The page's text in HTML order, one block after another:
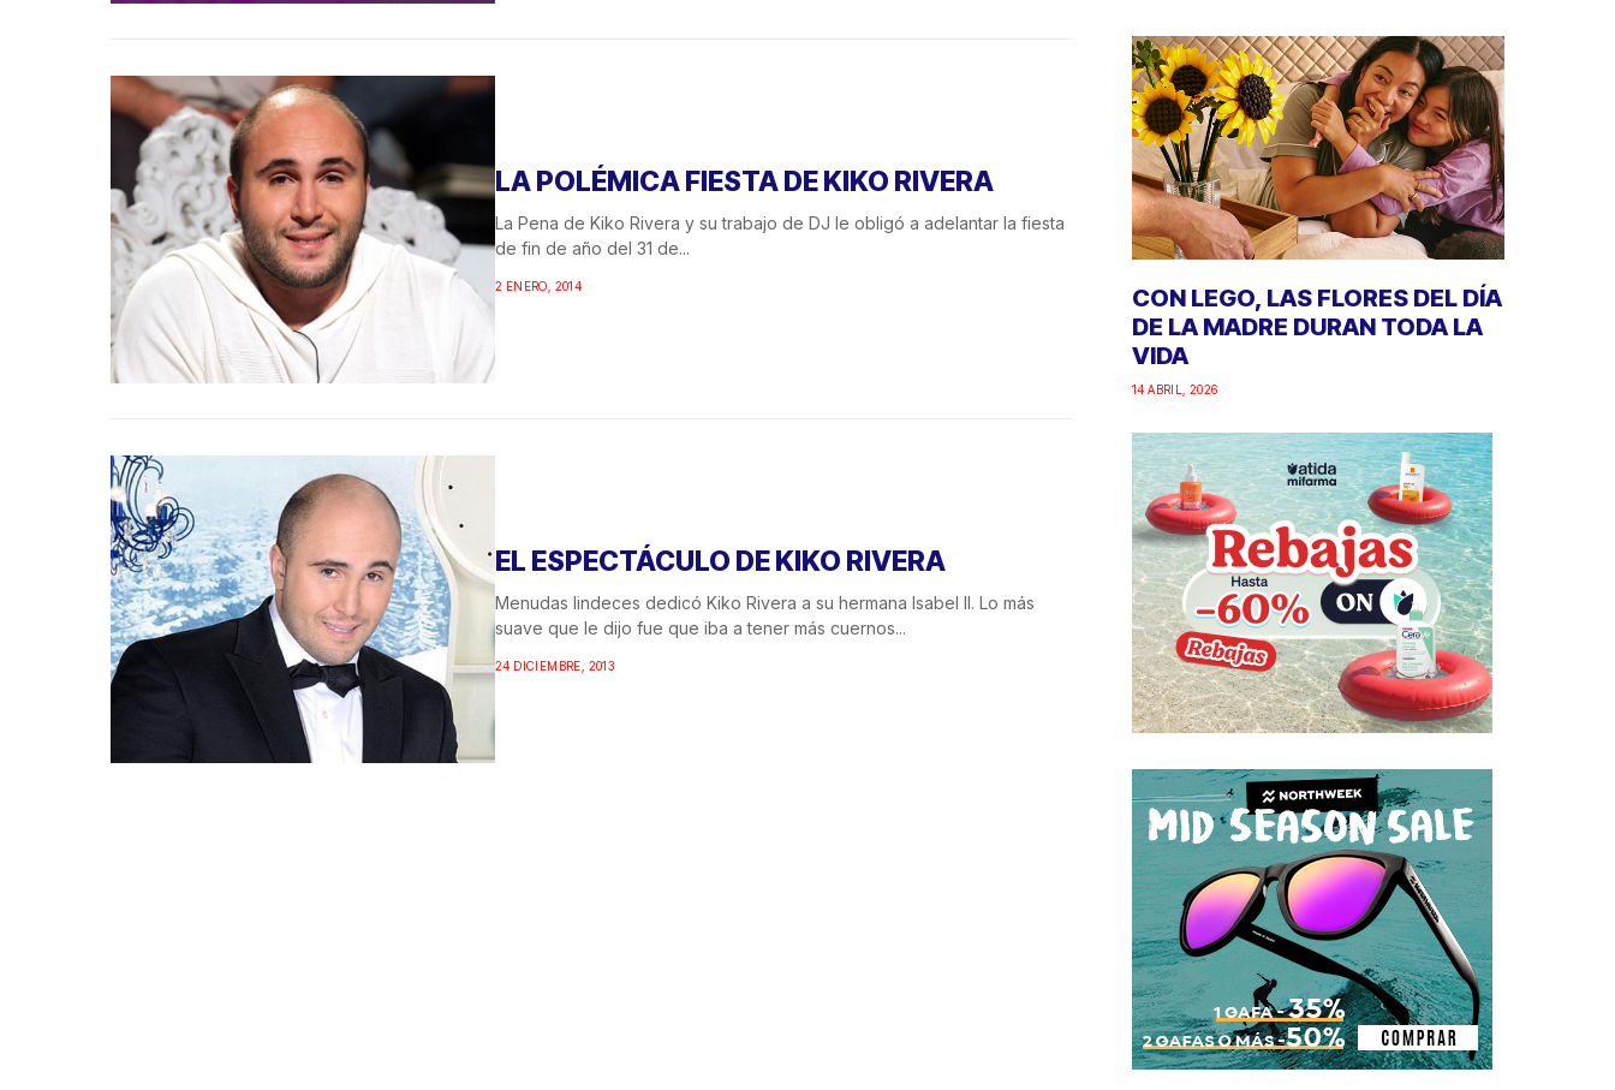
LA POLÉMICA FIESTA DE KIKO RIVERA
La Pena de Kiko Rivera y su trabajo de DJ le obligó a adelantar la fiesta
de fin de año del 31 de...
2 ENERO, 2014
EL ESPECTÁCULO DE KIKO RIVERA
Menudas lindeces dedicó Kiko Rivera a su hermana Isabel II. Lo más
suave que le dijo fue que iba a tener más cuernos...
24 DICIEMBRE, 2013
CON LEGO, LAS FLORES DEL DÍA
DE LA MADRE DURAN TODA LA
VIDA
14 ABRIL, 2026